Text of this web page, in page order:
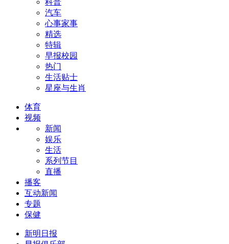
科普
汽车
心事家事
精选
特辑
早报校园
热门
生活贴士
星座与生肖
体育
视频
新闻
娱乐
生活
系列节目
直播
播客
互动新闻
专题
保健
新明日报